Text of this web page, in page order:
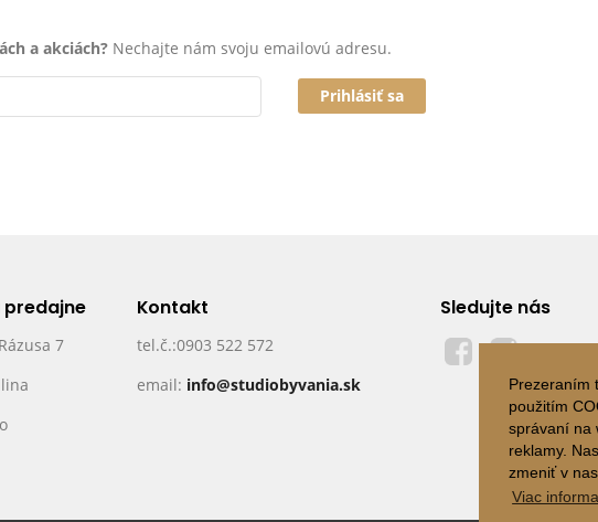
Prezeraním
použitím
správaní na
reklamy.
zmeniť v
Viac
a akciách? Nechajte nám svoju emailovú adresu.
Prihlásiť sa
predajne
7
Kontakt
tel.č.:0903 522 572
email: info@studiobyvania.sk
Sledujte nás